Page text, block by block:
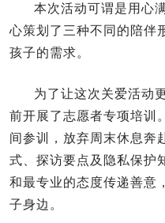
本次活动可谓是用心
心策划了三种不同的陪伴
孩子的需求。
为了让这次关爱活动
前开展了志愿者专项培训
间参训，放弃周末休息奔
式、探访要点及隐私保护
和最专业的态度传递善意
子身边。